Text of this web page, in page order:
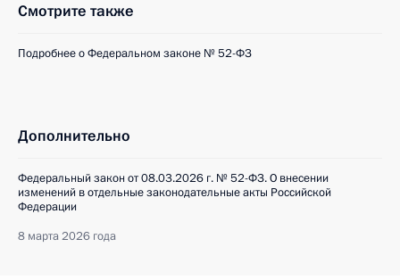
Смотрите также
Подробнее о Федеральном законе № 52-ФЗ
Дополнительно
Федеральный закон от 08.03.2026 г. № 52-ФЗ. О внесении
изменений в отдельные законодательные акты Российской
Федерации
8 марта 2026 года